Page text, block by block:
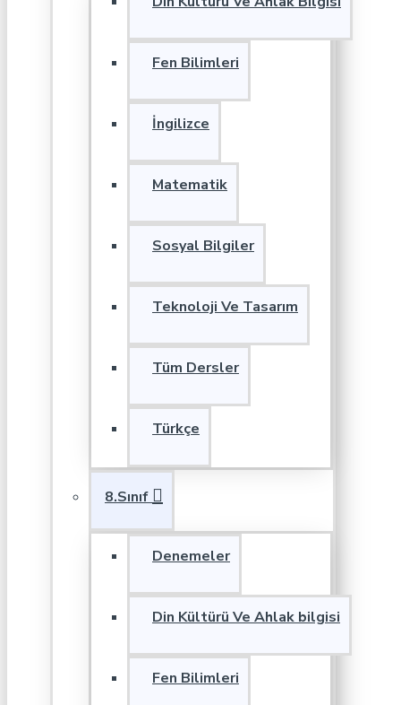
Fen Bilimleri
İngilizce
Matematik
Sosyal Bilgiler
Teknoloji Ve Tasarım
Tüm Dersler
Türkçe
8.Sınıf
Denemeler
Din Kültürü Ve Ahlak bilgisi
Fen Bilimleri